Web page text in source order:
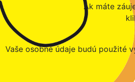
Ak máte
Vaše osobné údaje budú použité